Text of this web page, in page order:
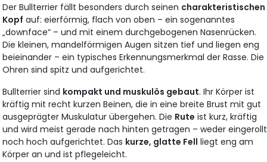
Der Bullterrier fällt besonders durch seinen charakteristischen
Kopf auf: eierförmig, flach von oben – ein sogenanntes
„downface“ – und mit einem durchgebogenen Nasenrücken.
Die kleinen, mandelförmigen Augen sitzen tief und liegen eng
beieinander – ein typisches Erkennungsmerkmal der Rasse. Die
Ohren sind spitz und aufgerichtet.
Bullterrier sind kompakt und muskulös gebaut. Ihr Körper ist
kräftig mit recht kurzen Beinen, die in eine breite Brust mit gut
ausgeprägter Muskulatur übergehen. Die Rute ist kurz, kräftig
und wird meist gerade nach hinten getragen – weder eingerollt
noch hoch aufgerichtet. Das kurze, glatte Fell liegt eng am
Körper an und ist pflegeleicht.